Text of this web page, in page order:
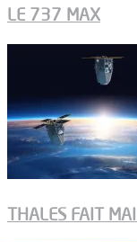
LE 737 MAX
THALES FAIT